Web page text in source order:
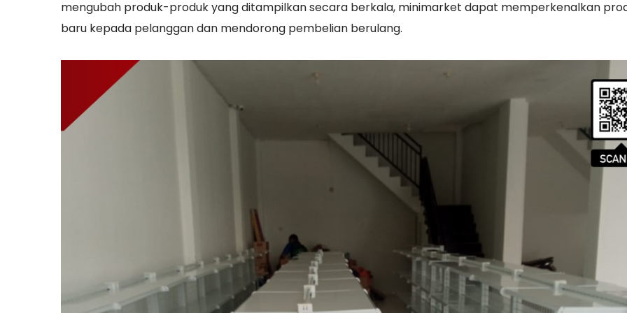
mengubah produk-produk yang ditampilkan secara berkala, minimarket dapat memperkenalkan
baru kepada pelanggan dan mendorong pembelian berulang.